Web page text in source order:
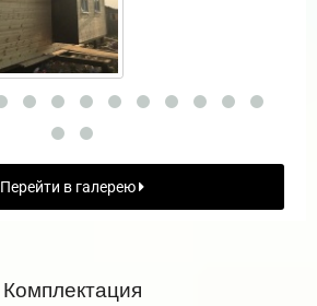
Перейти в галерею
Комплектация